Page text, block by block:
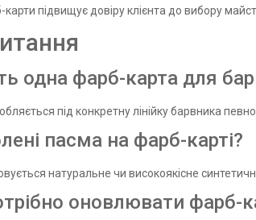
підвищує довіру клієнта до вибору
одна фарб-карта для
під конкретну лінійку барвника
пасма на фарб-карті?
натуральне чи високоякісне
оновлювати фарб-